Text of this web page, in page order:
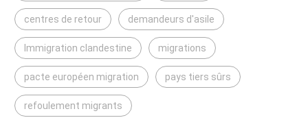
centres de retour demandeurs d'asile
Immigration clandestine migrations
pacte européen migration pays tiers sûrs
refoulement migrants